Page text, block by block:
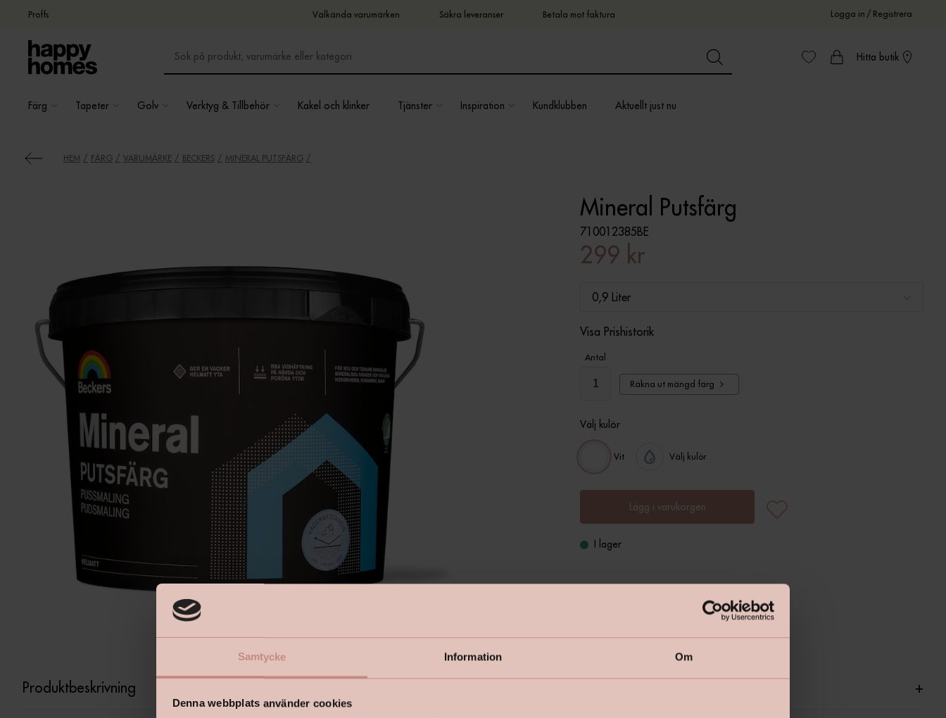
Samtycke Information Om
Denna webbplats använder cookies
Proffs Välkända varumärken Säkra leveranser Betala mot faktura Logga in / Registrera
Hitta butik
Färg Tapeter Golv Verktyg & Tillbehör Kakel och klinker Tjänster Inspiration Kundklubben Aktuellt just nu
HEM FÄRG VARUMÄRKE BECKERS MINERAL PUTSFÄRG
Mineral Putsfärg
710012385BE
299 kr
0,9 Liter
Visa Prishistorik
Antal
Räkna ut mängd färg
Välj kulör
Vit Välj kulör
Lägg i varukorgen
I lager
Produktbeskrivning +